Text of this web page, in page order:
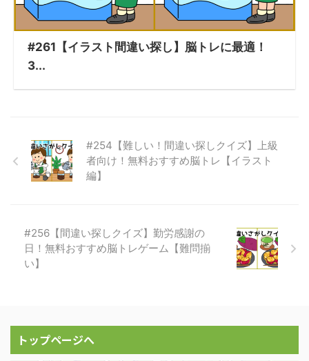
#261【イラスト間違い探し】脳トレに最適！
3...
#254【難しい！間違い探しクイズ】上級
者向け！無料おすすめ脳トレ【イラスト
編】
#256【間違い探しクイズ】勤労感謝の
日！無料おすすめ脳トレゲーム【難問揃
い】
トップページへ